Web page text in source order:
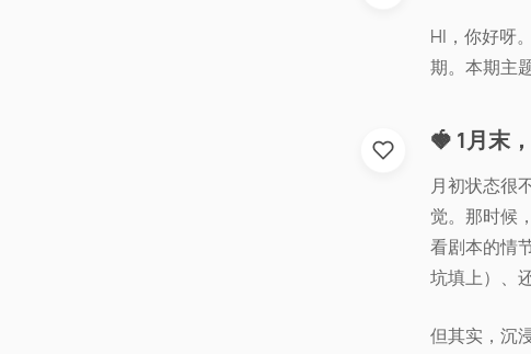
HI，你好呀
期。本期主
🍓 1月末
月初状态很
觉。那时候
看剧本的情
坑填上）、
但其实，沉